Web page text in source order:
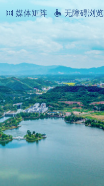
媒体矩阵 无障碍浏览